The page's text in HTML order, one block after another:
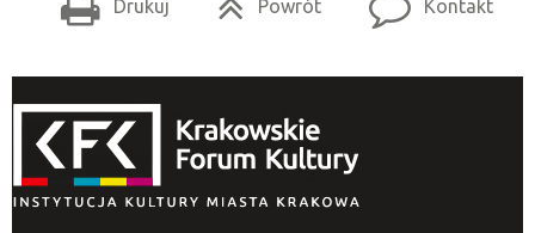
Drukuj Powrót Kontakt